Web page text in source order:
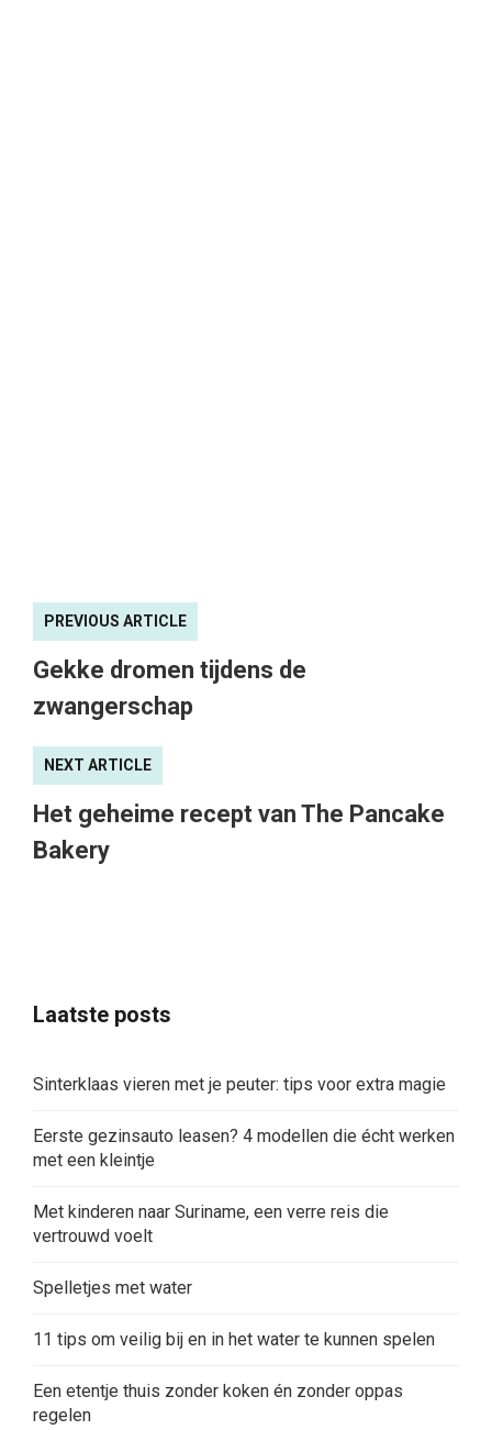
PREVIOUS ARTICLE
Gekke dromen tijdens de
zwangerschap
NEXT ARTICLE
Het geheime recept van The Pancake
Bakery
Laatste posts
Sinterklaas vieren met je peuter: tips voor extra magie
Eerste gezinsauto leasen? 4 modellen die écht werken
met een kleintje
Met kinderen naar Suriname, een verre reis die
vertrouwd voelt
Spelletjes met water
11 tips om veilig bij en in het water te kunnen spelen
Een etentje thuis zonder koken én zonder oppas
regelen